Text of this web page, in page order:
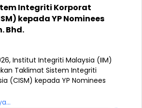
Integriti Korporat
kepada YP Nominees
Bhd.
Institut Integriti Malaysia (IIM)
Taklimat Sistem Integriti
(CISM) kepada YP Nominees